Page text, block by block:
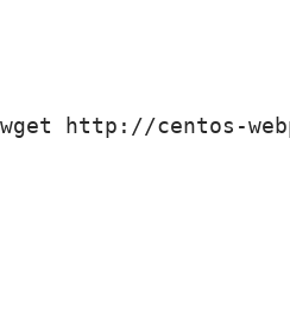
wget http://centos-